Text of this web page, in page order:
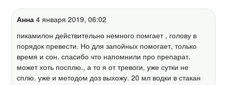
Анна 4 января 2019, 06:02
пикамилон действительно немного помгает , голову в
порядок превести. Но для запойных помогает, только
время и сон. спасибо что напомнили про препарат.
может хоть посплю., а то я от тревоги, уже сутки не
сплю. уже и методом доз выхожу. 20 мл водки в стакан